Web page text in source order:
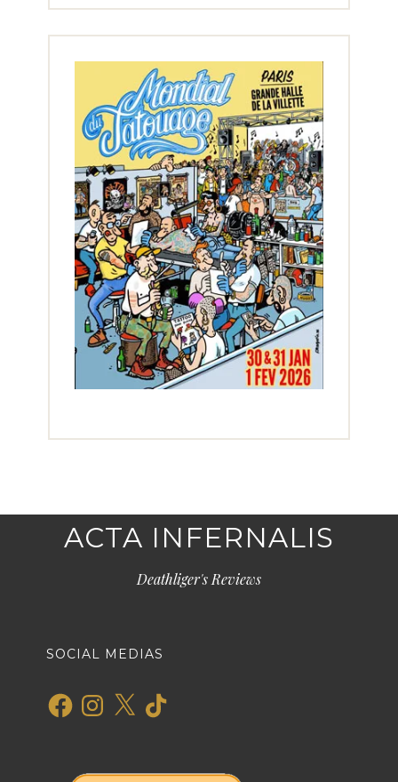
ACTA INFERNALIS
Deathliger's Reviews
SOCIAL MEDIAS
FacebookInstagram
X TikTok